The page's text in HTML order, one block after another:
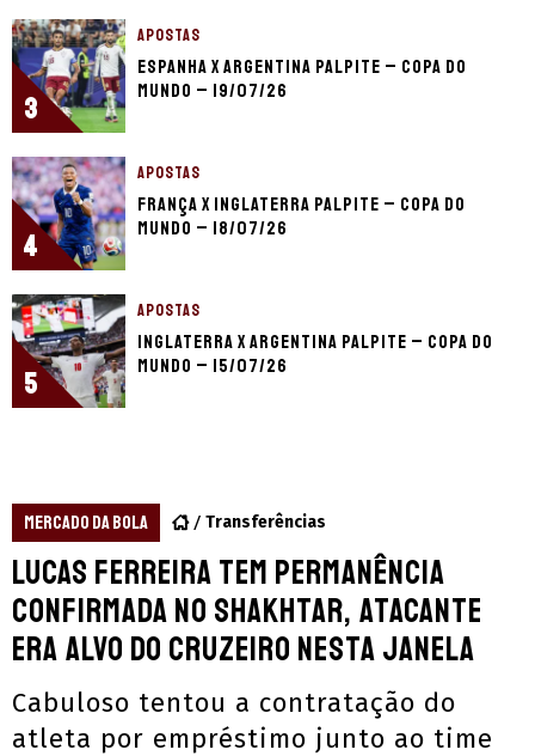
3
APOSTAS
Espanha x Argentina palpite – Copa do
Mundo – 19/07/26
4
APOSTAS
França x Inglaterra palpite – Copa do
Mundo – 18/07/26
5
APOSTAS
Inglaterra x Argentina palpite – Copa do
Mundo – 15/07/26
MERCADO DA BOLA Transferências
Lucas Ferreira tem permanência
confirmada no Shakhtar, atacante
era alvo do Cruzeiro nesta janela
Cabuloso tentou a contratação do
atleta por empréstimo junto ao time